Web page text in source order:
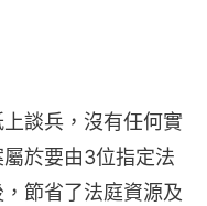
談兵，沒有任何實
於要由3位指定法
節省了法庭資源及